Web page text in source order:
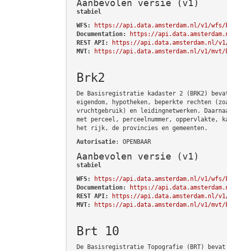
Aanbevolen versie (v1)
stabiel
WFS:
https://api.data.amsterdam.nl/v1/wfs/
Documentation:
https://
REST API:
https://api.data.amsterdam.nl/
MVT:
https://api.data.amsterdam.nl/v1/mvt/
Brk2
De Basisregistratie kadaster 2 (BRK2)
eigendom, hypotheken, beperkte rechten
vruchtgebruik) en leidingnetwerken.
met perceel, perceelnummer, oppervlakte,
het rijk, de provincies en gemeenten.
Autorisatie: OPENBAAR
Aanbevolen versie (v1)
stabiel
WFS:
https://api.data.amsterdam.nl/v1/wfs/
Documentation:
https://
REST API:
https://api.data.amsterdam.nl/
MVT:
https://api.data.amsterdam.nl/v1/mvt/
Brt 10
De Basisregistratie Topografie (BRT)